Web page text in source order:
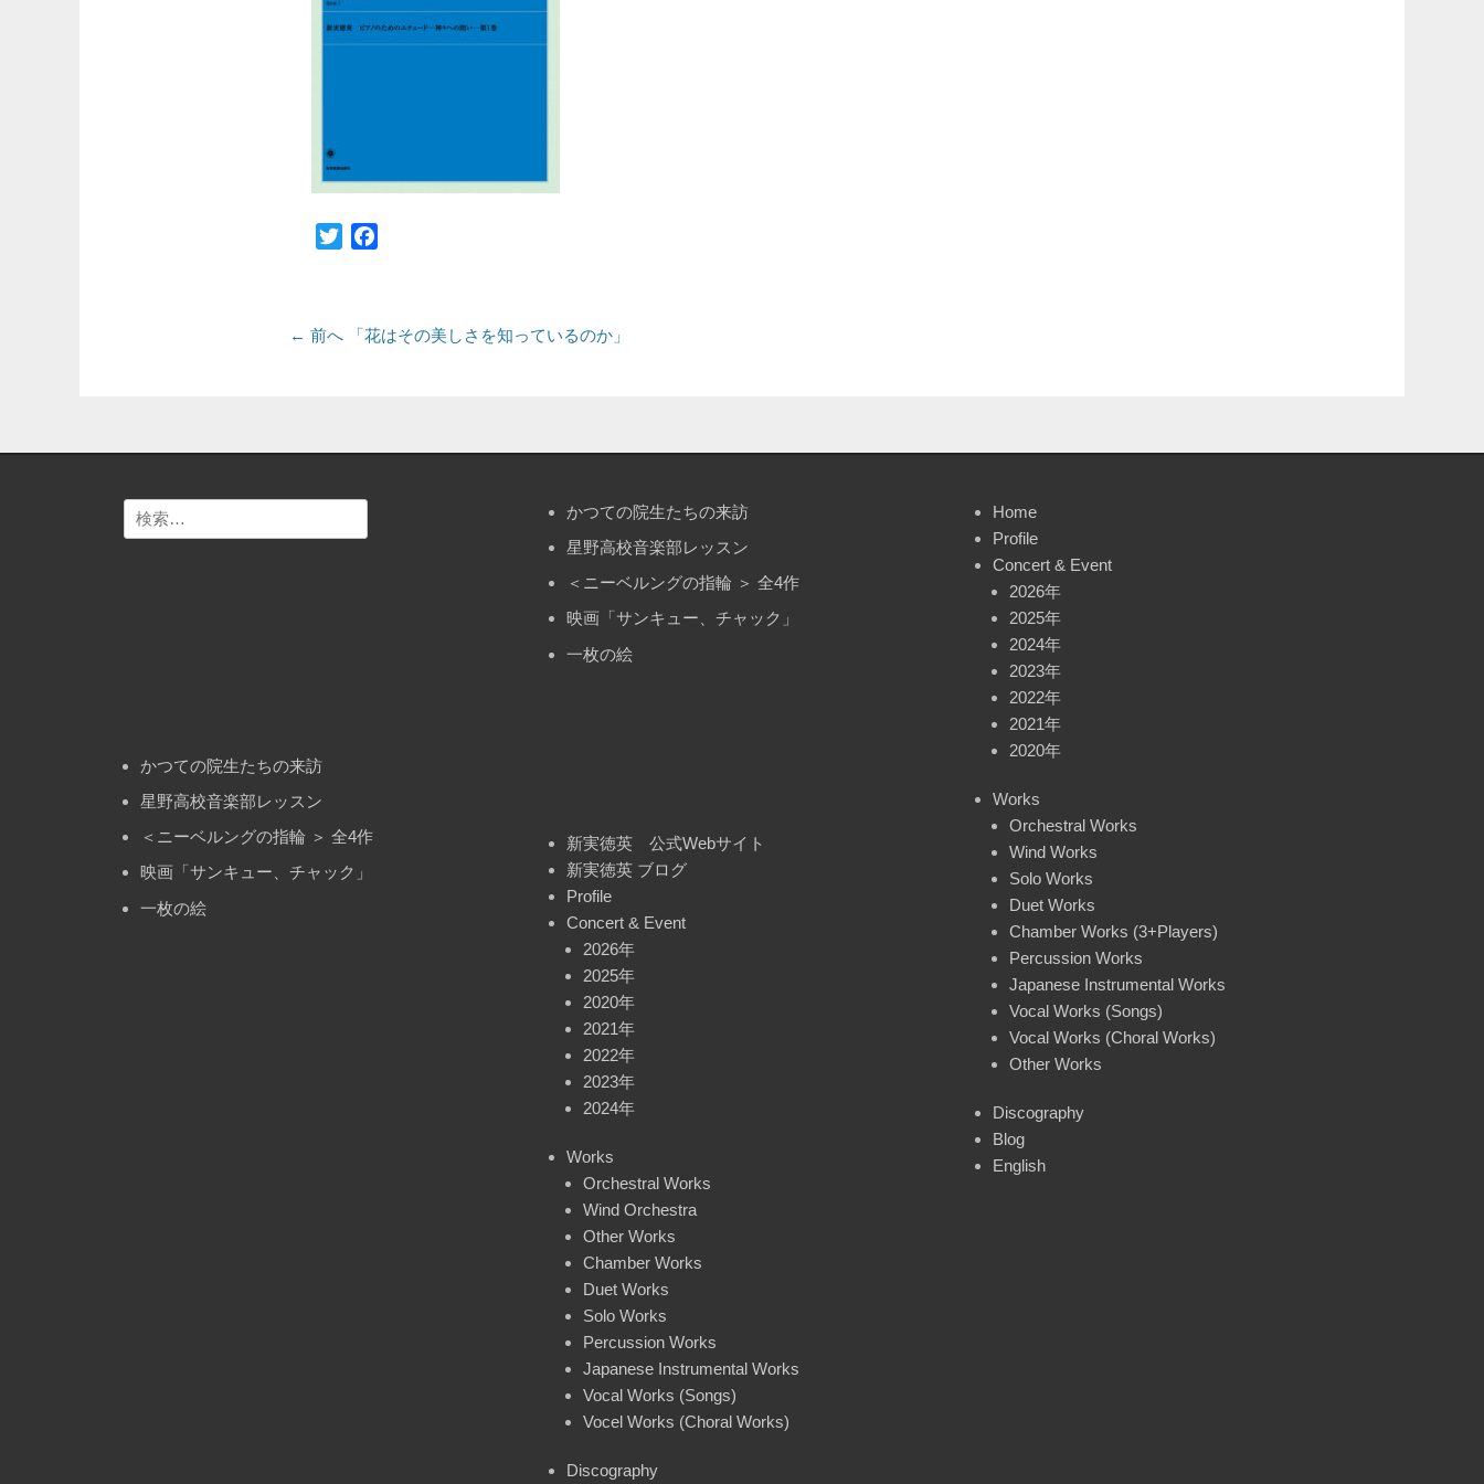
Twitter
投
ビ
← 前へ
前
「花はその美しさを知っているのか」
検
索:
かつての院生たちの来訪
星野高校音楽部レッスン
＜ニーベルングの指輪 ＞ 全4作
映画「サンキュー、チャック」
一枚の絵
かつての院生たちの来訪
星野高校音楽部レッスン
＜ニーベルングの指輪 ＞ 全4作
映画「サンキュー、チャック」
一枚の絵
新実徳英 公式Webサイト
新実徳英 ブログ
Profile
Concert & Event
2026年
2025年
2020年
2021年
2022年
2023年
2024年
Works
Orchestral Works
Wind Orchestra
Other Works
Chamber Works
Duet Works
Solo Works
Percussion Works
Japanese Instrumental Works
Vocal Works (Songs)
Vocel Works (Choral Works)
Discography
Home
Profile
Concert & Event
2026年
2025年
2024年
2023年
2022年
2021年
2020年
Works
Orchestral Works
Wind Works
Solo Works
Duet Works
Chamber Works (3+Players)
Percussion Works
Japanese Instrumental Works
Vocal Works (Songs)
Vocal Works (Choral Works)
Other Works
Discography
Blog
English